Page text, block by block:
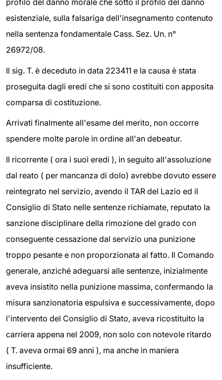
profilo del danno morale che sotto il profilo del danno
esistenziale, sulla falsariga dell'insegnamento contenuto
nella sentenza fondamentale Cass. Sez. Un. n°
26972/08.
Il sig. T. è deceduto in data 223411 e la causa è stata
proseguita dagli eredi che si sono costituiti con apposita
comparsa di costituzione.
Arrivati finalmente all'esame del merito, non occorre
spendere molte parole in ordine all'an debeatur.
Il ricorrente ( ora i suoi eredi ), in seguito all'assoluzione
dal reato ( per mancanza di dolo) avrebbe dovuto essere
reintegrato nel servizio, avendo il TAR del Lazio ed il
Consiglio di Stato nelle sentenze richiamate, reputato la
sanzione disciplinare della rimozione del grado con
conseguente cessazione dal servizio una punizione
troppo pesante e non proporzionata al fatto. Il Comando
generale, anziché adeguarsi alle sentenze, inizialmente
aveva insistito nella punizione massima, confermando la
misura sanzionatoria espulsiva e successivamente, dopo
l'intervento del Consiglio di Stato, aveva ricostituito la
carriera appena nel 2009, non solo con notevole ritardo
( T. aveva ormai 69 anni ), ma anche in maniera
insufficiente.